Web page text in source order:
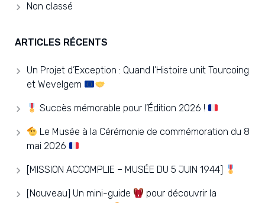
Non classé
ARTICLES RÉCENTS
Un Projet d’Exception : Quand l’Histoire unit Tourcoing
et Wevelgem
Succès mémorable pour l’Édition 2026 !
Le Musée à la Cérémonie de commémoration du 8
mai 2026
[MISSION ACCOMPLIE – MUSÉE DU 5 JUIN 1944]
[Nouveau] Un mini-guide
pour découvrir la